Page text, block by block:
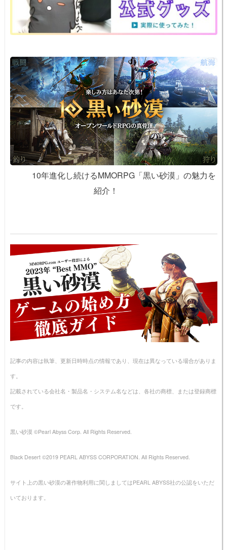
k
10年進化し続けるMMORPG「黒い砂漠」の魅力を
紹介！
記事の内容は執筆、更新日時時点の情報であり、現在は異なっている場合がありま
す。
記載されている会社名・製品名・システム名などは、各社の商標、または登録商標
です。
黒い砂漠 ©Pearl Abyss Corp. All Rights Reserved.
Black Desert ©2019 PEARL ABYSS CORPORATION. All Rights Reserved.
サイト上の黒い砂漠の著作物利用に関しましてはPEARL ABYSS社の公認をいただ
いております。